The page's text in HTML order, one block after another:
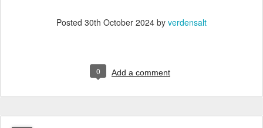
Posted 30th October 2024 by verdensalt
0 Add a comment